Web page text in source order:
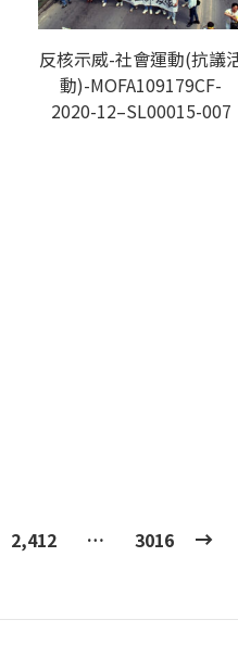
反核示威-社會運動(抗議
動)-MOFA109179CF-
2020-12–SL00015-007
2,412 … 3016